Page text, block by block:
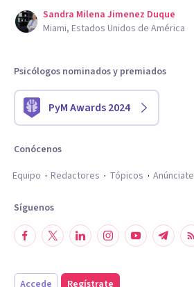
Sandra Milena Jimenez Duque
Miami, Estados Unidos de América
Psicólogos nominados y premiados
PyM Awards 2024
Conócenos
Equipo
Redactores Tópicos Anúnciate
Síguenos
Accede Regístrate